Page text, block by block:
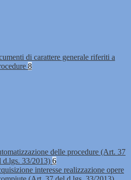
di carattere generale riferiti a
8
delle procedure (Art. 37
d.lgs. 33/2013) 6
interesse realizzazione opere